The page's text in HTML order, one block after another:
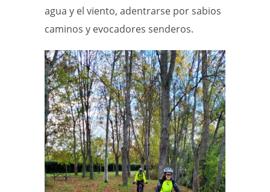
agua y el viento, adentrarse por sabios
caminos y evocadores senderos.